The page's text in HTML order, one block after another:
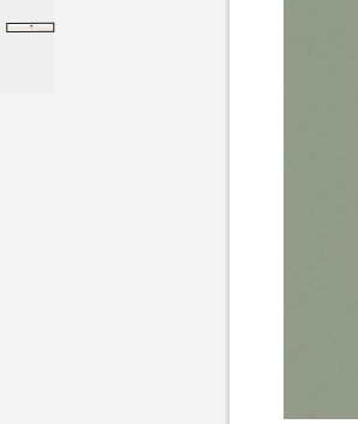
斯列传
·
李斯列传